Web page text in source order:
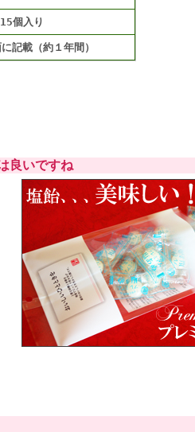
15個入り
記載（約１年間）
良いですね